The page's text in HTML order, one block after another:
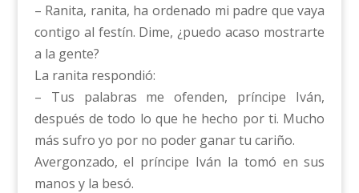
– Ranita, ranita, ha ordenado mi padre que vaya
contigo al festín. Dime, ¿puedo acaso mostrarte
a la gente?
La ranita respondió:
– Tus palabras me ofenden, príncipe Iván,
después de todo lo que he hecho por ti. Mucho
más sufro yo por no poder ganar tu cariño.
Avergonzado, el príncipe Iván la tomó en sus
manos y la besó.